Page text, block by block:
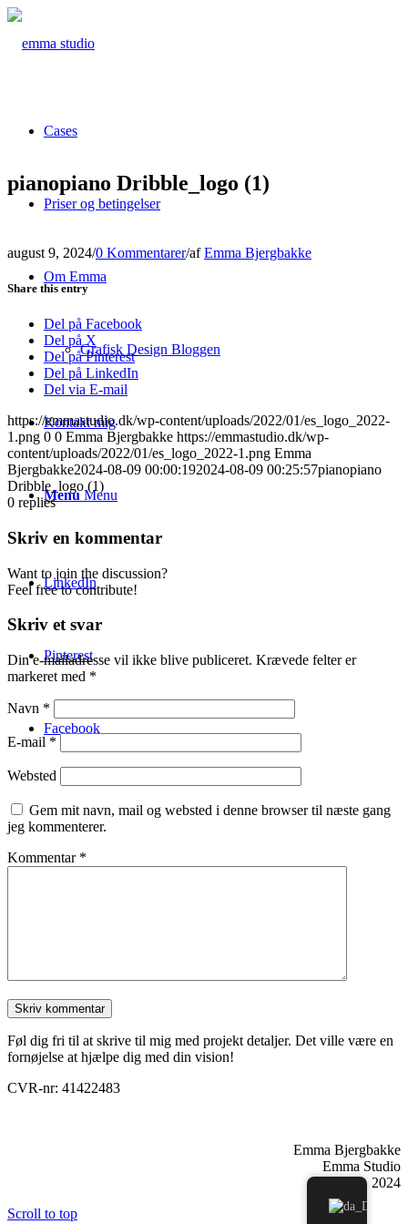
Cases
Priser og betingelser
Om Emma
Grafisk Design Bloggen
Kontakt mig
Menu Menu
LinkedIn
Pinterest
Facebook
pianopiano Dribble_logo (1)
august 9, 2024/0 Kommentarer/afEmma Bjergbakke
Share this entry
Del på Facebook
Del på X
Del på Pinterest
Del på LinkedIn
Del via E-mail
https://emmastudio.dk/wp-content/uploads/2022/01/es_logo_2022-
1.png 0 0 Emma Bjergbakke https://emmastudio.dk/wp-
content/uploads/2022/01/es_logo_2022-1.png Emma
Bjergbakke2024-08-09 00:00:192024-08-09 00:25:57pianopiano
Dribble_logo (1)
0 replies
Skriv en kommentar
Want to join the discussion?
Feel free to contribute!
Skriv et svar
Din e-mailadresse vil ikke blive publiceret. Krævede felter er
markeret med *
Navn *
E-mail *
Websted
Gem mit navn, mail og websted i denne browser til næste gang
jeg kommenterer.
Kommentar *
Føl dig fri til at skrive til mig med projekt detaljer. Det ville være en
fornøjelse at hjælpe dig med din vision!
CVR-nr: 41422483
Emma Bjergbakke
Emma Studio
2024
Scroll to top